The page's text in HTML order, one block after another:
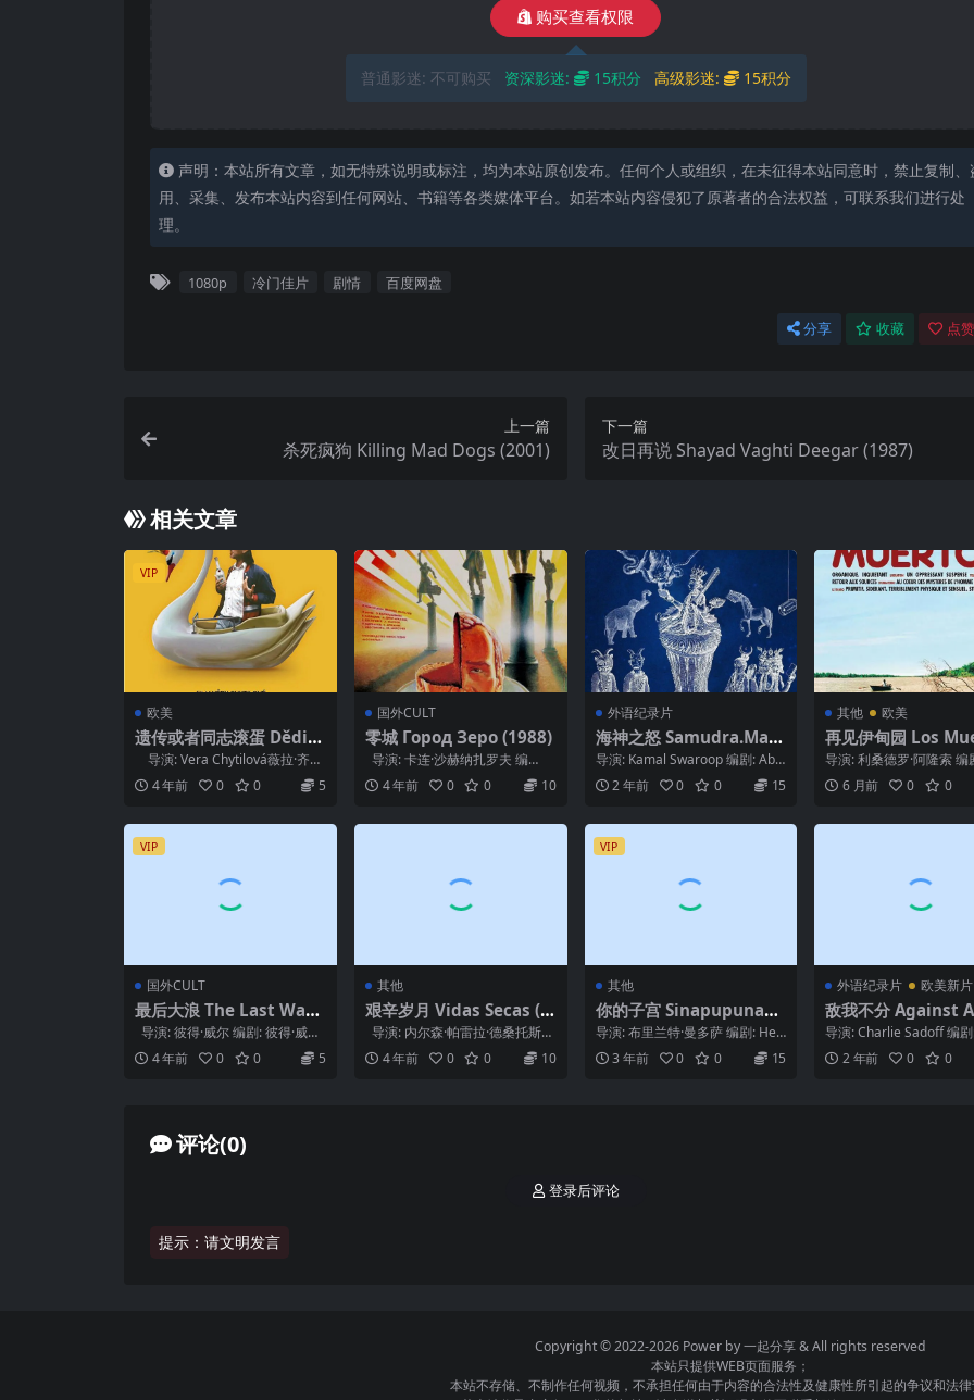
购买查看权限
普通影迷: 不可购买 资深影迷: 15积分 高级影迷: 15积分
声明：本站所有文章，如无特殊说明或标注，均为本站原创发布。任何个人或组织，在未征得本站同意时，禁止复制、
用、采集、发布本站内容到任何网站、书籍等各类媒体平台。如若本站内容侵犯了原著者的合法权益，可联系我们进行处
理。
1080p 冷门佳片 剧情 百度网盘
分享 收藏 点
上一篇
杀死疯狗 Killing Mad Dogs (2001)
下一篇
改日再说 Shayad Vaghti Deegar (1987)
相关文章
VIP
欧美
遗传或者同志滚蛋 Dědict
ví aneb kurvahošigutn
tág (1993)
导演: Vera Chytilová薇拉·齐蒂
洛娃 ...
4 年前 0 0 5
国外CULT
零城 Город Зеро (1988)
导演: 卡连·沙赫纳扎罗夫 编
剧: Aleksandr Borod...
4 年前 0 0 10
外语纪录片
海神之怒 Samudra.Man
than.2019
导演: Kamal Swaroop 编剧: Abh
ay Tiwari 主演: H...
2 年前 0 0 15
其他 欧美
再见伊甸园 Los
(2004)
导演: 利桑德罗·阿隆索 编
德罗·阿隆索 主演:
6 月前 0 0
VIP
国外CULT
最后大浪 The Last Wave
(1977)
导演: 彼得·威尔 编剧: 彼得·威
尔 / 托尼·莫费特 主演: ...
4 年前 0 0 5
其他
艰辛岁月 Vidas Secas (1
963)
导演: 内尔森·帕雷拉·德桑托斯
编剧: 内尔森·帕雷拉·德桑托斯...
4 年前 0 0 10
VIP
其他
你的子宫 Sinapupunan
(2012)
导演: 布里兰特·曼多萨 编剧: Hen
ry Burgos 主演: 诺拉·阿诺尔...
3 年前 0 0 15
外语纪录片 欧美新片
敌我不分 Against
emies (2023)
导演: Charlie Sadoff 编
eth Harbaugh ...
2 年前 0 0
评论(0)
提示：请文明发言
登录后评论
Copyright © 2022-2026 Power by一起分享& All rights reserved
本站只提供WEB页面服务；
本站不存储、不制作任何视频，不承担任何由于内容的合法性及健康性所引起的争议和法